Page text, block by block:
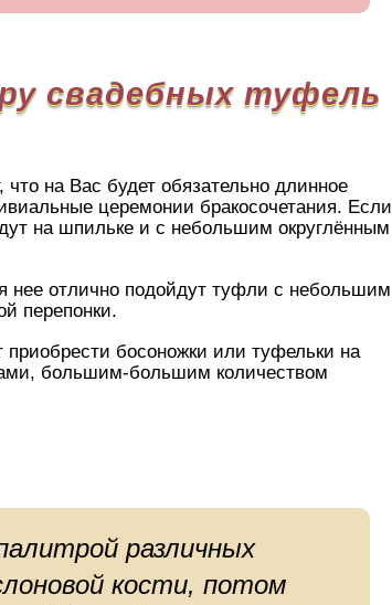
свадебных туфель
на Вас будет обязательно длинное
церемонии бракосочетания. Если
на шпильке и с небольшим округлённым
нее отлично подойдут туфли с небольшим
перепонки.
босоножки или туфельки на
большим-большим количеством
различных
кости, потом